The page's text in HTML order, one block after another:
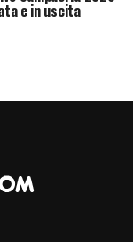
e in uscita